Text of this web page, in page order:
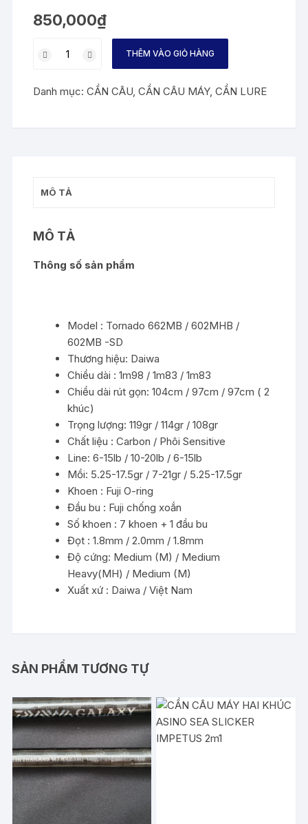
850,000₫
Lure
Ngang
NEW!2020
Chính
Hãng
số
THÊM VÀO GIỎ HÀNG
Danh mục:CẦN CÂU,CẦN CÂU MÁY,CẦN LURE
MÔ TẢ
MÔ TẢ
Thông số sản phẩm
Model : Tornado 662MB / 602MHB /
602MB -SD
Thương hiệu: Daiwa
Chiều dài : 1m98 / 1m83 / 1m83
Chiều dài rút gọn: 104cm / 97cm / 97cm ( 2
khúc)
Trọng lượng: 119gr / 114gr / 108gr
Chất liệu : Carbon / Phôi Sensitive
Line: 6-15lb / 10-20lb / 6-15lb
Mồi: 5.25-17.5gr / 7-21gr / 5.25-17.5gr
Khoen : Fuji O-ring
Đầu bu : Fuji chống xoắn
Số khoen : 7 khoen + 1 đầu bu
Đọt : 1.8mm / 2.0mm / 1.8mm
Độ cứng: Medium (M) / Medium
Heavy(MH) / Medium (M)
Xuất xứ : Daiwa / Việt Nam
SẢN PHẨM TƯƠNG TỰ